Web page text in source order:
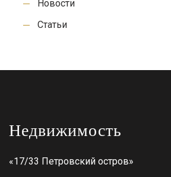
Новости
Статьи
Недвижимость
«17/33 Петровский остров»